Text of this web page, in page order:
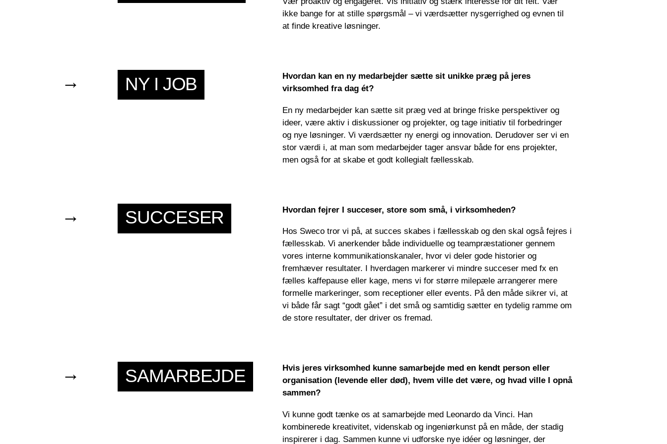
ikke bange for at stille spørgsmål–vi værdsætter nysgerrighed og evnen til
at finde kreative løsninger.
→ NY I JOB
Hvordan kan en ny medarbejder sætte sit unikke præg på jeres
virksomhed fra dag ét?
En ny medarbejder kan sætte sit præg ved at bringe friske perspektiver og
ideer, være aktiv i diskussioner og projekter, og tage initiativ til forbedringer
og nye løsninger. Vi værdsætter ny energi og innovation. Derudover ser vi en
stor værdi i, at man som medarbejder tager ansvar både for ens projekter,
men også for at skabe et godt kollegialt fællesskab.
→ SUCCESER Hvordan fejrer I succeser, store som små, i virksomheden?
Hos Sweco tror vi på, at succes skabes i fællesskab og den skal også fejres i
fællesskab. Vi anerkender både individuelle og teampræstationer gennem
vores interne kommunikationskanaler, hvor vi deler gode historier og
fremhæver resultater. I hverdagen markerer vi mindre succeser medfx en
fælles kaffepause eller kage, mens vi for større milepæle arrangerer mere
formelle markeringer, som receptioner eller events. På den mådesikrer vi, at
vi både får sagt “godt gået” i det små og samtidig sætter en tydelig ramme om
de store resultater, der driver os fremad.
→ SAMARBEJDE
Hvis jeres virksomhed kunne samarbejde med en kendt person eller
organisation (levende eller død), hvem ville det være, og hvad ville I opnå
sammen?
Vi kunne godt tænke os at samarbejde med Leonardo da Vinci. Han
kombinerede kreativitet, videnskab og ingeniørkunst på en måde, der stadig
inspirerer i dag. Sammen kunne vi udforske nye idéer og løsninger, der